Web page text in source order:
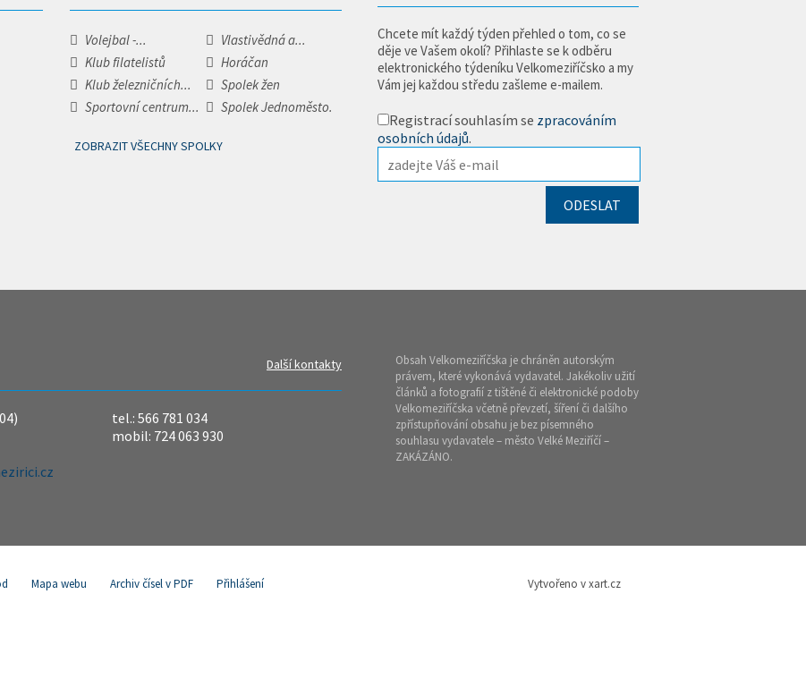
Volejbal -...
Vlastivědná a...
Klub filatelistů
Horáčan
Klub železničních...
Spolek žen
Sportovní centrum...
Spolek Jednoměsto.
ZOBRAZIT VŠECHNY SPOLKY
Chcete mít každý týden přehled o tom, co se
děje ve Vašem okolí? Přihlaste se k odběru
elektronického týdeníku Velkomeziříčsko a my
Vám jej každou středu zašleme e-mailem.
Registrací souhlasím se zpracováním
osobních údajů.
Další kontakty
tel.: 566 781 034
mobil: 724 063 930
Obsah Velkomeziříčska je chráněn autorským
právem, které vykonává vydavatel. Jakékoliv užití
článků a fotografií z tištěné či elektronické podoby
Velkomeziříčska včetně převzetí, šíření či dalšího
zpřístupňování obsahu je bez písemného
souhlasu vydavatele – město Velké Meziříčí –
ZAKÁZÁNO.
Mapa webu Archiv čísel v PDF Přihlášení Vytvořeno v xart.cz